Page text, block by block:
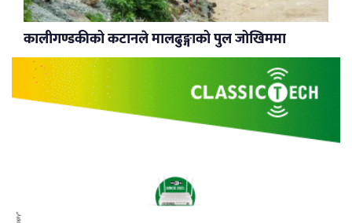
कालीगण्डकीको कटानले मालढुङ्गाको पुल जोखिममा